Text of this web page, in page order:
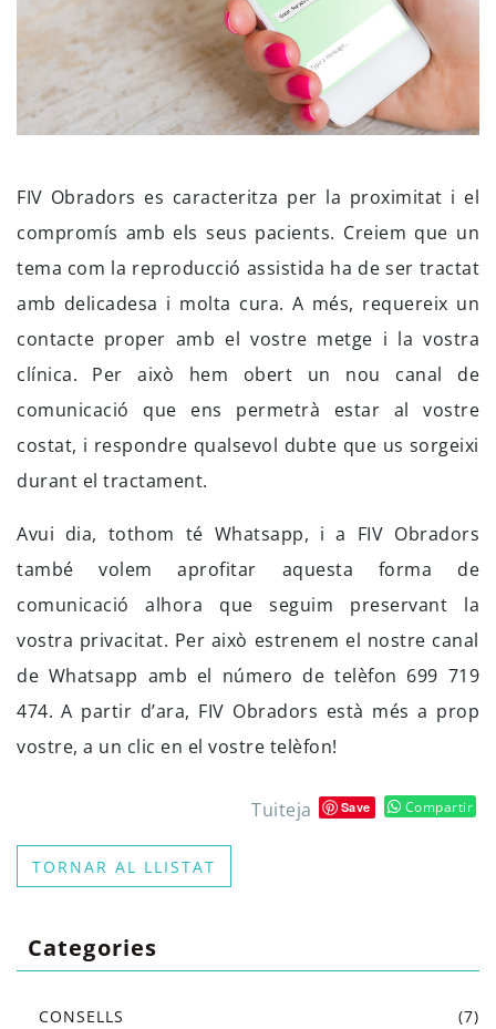
Categories
CONSELLS (7)
FIV Obradors es caracteritza per la proximitat i el
compromís amb els seus pacients. Creiem que un
tema com la reproducció assistida ha de ser tractat
amb delicadesa i molta cura. A més, requereix un
contacte proper amb el vostre metge i la vostra
clínica. Per això hem obert un nou canal de
comunicació que ens permetrà estar al vostre
costat, i respondre qualsevol dubte que us sorgeixi
durant el tractament.
Avui dia, tothom té Whatsapp, i a FIV Obradors
també volem aprofitar aquesta forma de
comunicació alhora que seguim preservant la
vostra privacitat. Per això estrenem el nostre canal
de Whatsapp amb el número de telèfon 699 719
474. A partir d’ara, FIV Obradors està més a prop
vostre, a un clic en el vostre telèfon!
Tuiteja Save Compartir
TORNAR AL LLISTAT